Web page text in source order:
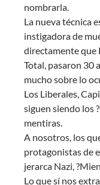
nombrarla.
La nueva técnica
instigadora de
directamente que
Total, pasaron 30
mucho sobre lo
Los Liberales,
siguen siendo los
mentiras.
A nosotros, los
protagonistas de
jerarca Nazi,
Lo que sí nos